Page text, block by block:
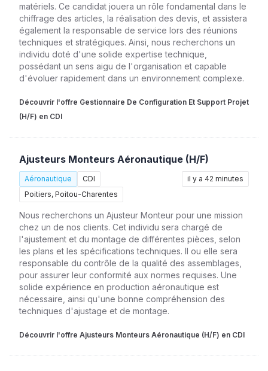
matériels. Ce candidat jouera un rôle fondamental dans le
chiffrage des articles, la réalisation des devis, et assistera
également la responsable de service lors des réunions
techniques et stratégiques. Ainsi, nous recherchons un
individu doté d'une solide expertise technique,
possédant un sens aigu de l'organisation et capable
d'évoluer rapidement dans un environnement complexe.
Découvrir l'offre Gestionnaire De Configuration Et Support Projet
(H/F) en CDI
Ajusteurs Monteurs Aéronautique (H/F)
Aéronautique
CDI
Poitiers, Poitou-Charentes
il y a 42 minutes
Nous recherchons un Ajusteur Monteur pour une mission
chez un de nos clients. Cet individu sera chargé de
l'ajustement et du montage de différentes pièces, selon
les plans et les spécifications techniques. Il ou elle sera
responsable du contrôle de la qualité des assemblages,
pour assurer leur conformité aux normes requises. Une
solide expérience en production aéronautique est
nécessaire, ainsi qu'une bonne compréhension des
techniques d'ajustage et de montage.
Découvrir l'offre Ajusteurs Monteurs Aéronautique (H/F) en CDI